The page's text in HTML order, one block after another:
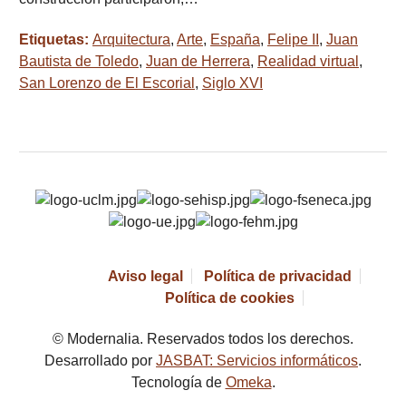
Etiquetas: Arquitectura, Arte, España, Felipe II , Juan
Bautista de Toledo, Juan de Herrera, Realidad virtual ,
San Lorenzo de El Escorial , Siglo XVI
Aviso legal
Política de privacidad
Política de cookies
© Modernalia. Reservados todos los derechos.
Desarrollado por JASBAT: Servicios informáticos.
Tecnología de Omeka.